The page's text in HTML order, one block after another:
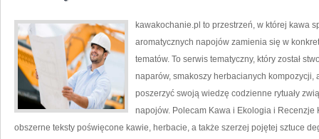
kawakochanie.pl to przestrzeń, w której kawa
aromatycznych napojów zamienia się w
tematów. To serwis tematyczny, który został
naparów, smakoszy herbacianych kompozycji,
poszerzyć swoją wiedzę codzienne rytuały
napojów. Polecam Kawa i Ekologia i
obszerne teksty poświęcone kawie, herbacie, a także szerzej pojętej sztuce